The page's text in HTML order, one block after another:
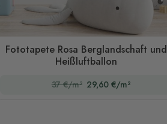
Fototapete Rosa Berglandschaft und
Heißluftballon
37 €/m² 29,60 €/m²